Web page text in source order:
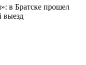
в Братске прошел
выезд